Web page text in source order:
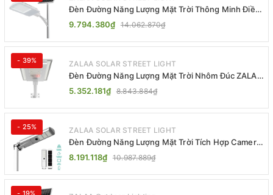
Đèn Đường Năng Lượng Mặt Trời Thông Minh Điều
Khiển MPPT ZL-GMX01 ZALAA
9.794.380₫ 14.062.870₫
- 39% ZALAA SOLAR STREET LIGHT
Đèn Đường Năng Lượng Mặt Trời Nhôm Đúc ZALAA
ZL-BWH Cao Cấp IP65
5.352.181₫ 8.843.884₫
- 25% ZALAA SOLAR STREET LIGHT
Đèn Đường Năng Lượng Mặt Trời Tích Hợp Camera
ZALAA ZL-BJ04-CCTV (80W, IP65)
8.191.118₫ 10.987.889₫
- 19%